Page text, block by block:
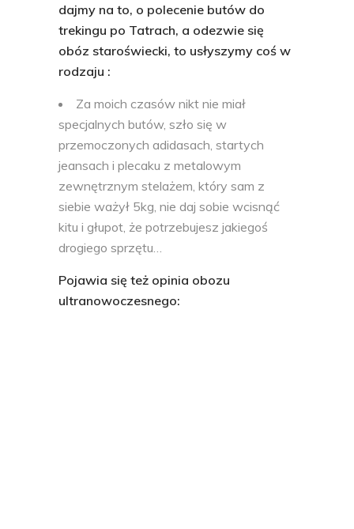
dajmy na to, o polecenie butów do
trekingu po Tatrach, a odezwie się
obóz staroświecki, to usłyszymy coś w
rodzaju :
Za moich czasów nikt nie miał
specjalnych butów, szło się w
przemoczonych adidasach, startych
jeansach i plecaku z metalowym
zewnętrznym stelażem, który sam z
siebie ważył 5kg, nie daj sobie wcisnąć
kitu i głupot, że potrzebujesz jakiegoś
drogiego sprzętu…
Pojawia się też opinia obozu
ultranowoczesnego: